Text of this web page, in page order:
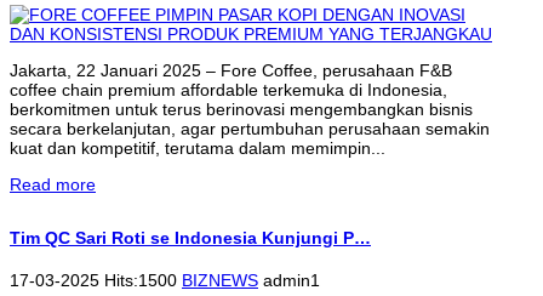
Jakarta, 22 Januari 2025 – Fore Coffee, perusahaan F&B
coffee chain premium affordable terkemuka di Indonesia,
berkomitmen untuk terus berinovasi mengembangkan bisnis
secara berkelanjutan, agar pertumbuhan perusahaan semakin
kuat dan kompetitif, terutama dalam memimpin...
Read more
Tim QC Sari Roti se Indonesia Kunjungi P…
17-03-2025 Hits:1500 BIZNEWS admin1